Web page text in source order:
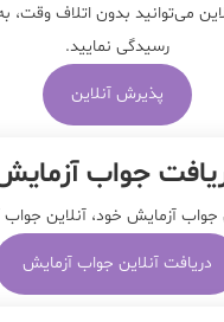
می‌توانید بدون اتلاف وقت،
رسیدگی نمایید.
پذیرش آنلاین
جواب
آزمایش خود، آنلاین جواب‌
دریافت آنلاین جواب آزمایش